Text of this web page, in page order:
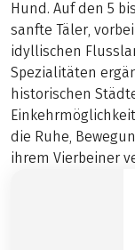
Hund. Auf den 5
sanfte Täler,
idyllischen
Spezialitäten
historischen
die Ruhe,
ihrem Vierbeiner